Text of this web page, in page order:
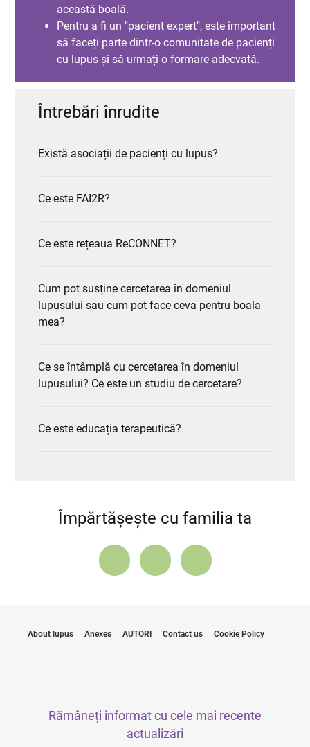
această boală.
Pentru a fi un "pacient expert", este important
să faceți parte dintr-o comunitate de pacienți
cu lupus și să urmați o formare adecvată.
Întrebări înrudite
Există asociații de pacienți cu lupus?
Ce este FAI2R?
Ce este rețeaua ReCONNET?
Cum pot susține cercetarea în domeniul
lupusului sau cum pot face ceva pentru boala
mea?
Ce se întâmplă cu cercetarea în domeniul
lupusului? Ce este un studiu de cercetare?
Ce este educația terapeutică?
Împărtășește cu familia ta
About lupus Anexes AUTORI Contact us Cookie Policy
Rămâneți informat cu cele mai recente
actualizări